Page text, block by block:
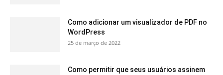
Como adicionar um visualizador de PDF no
WordPress
25 de março de 2022
Como permitir que seus usuários assinem